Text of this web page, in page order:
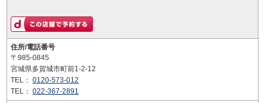
住所/電話番号
〒985-0845
宮城県多賀城市町前1-2-12
TEL： 0120-573-012
TEL： 022-367-2891